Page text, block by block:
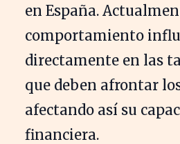
en España.
comportamiento
directamente en las
que deben afrontar
afectando así su
financiera.